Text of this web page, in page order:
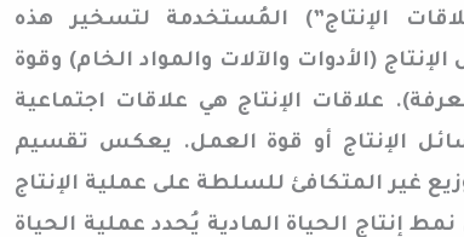
الإنتاج”) المُستخدمة لتسخير هذه
(الأدوات والآلات والمواد الخام) وقوة
علاقات الإنتاج هي علاقات اجتماعية
الإنتاج أو قوة العمل. يعكس تقسيم
غير المتكافئ للسلطة على عملية الإنتاج
إنتاج الحياة المادية يُحدد عملية الحياة